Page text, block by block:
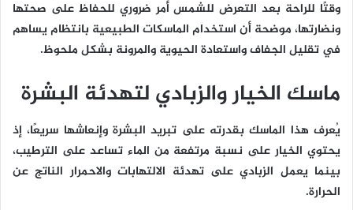
وقتًا للراحة بعد التعرض للشمس أمر ضروري للحفاظ على صحتها
ونضارتها، موضحة أن استخدام الماسكات الطبيعية بانتظام يساهم
في تقليل الجفاف واستعادة الحيوية والمرونة بشكل ملحوظ.
ماسك الخيار والزبادي لتهدئة البشرة
يُعرف هذا الماسك بقدرته على تبريد البشرة وإنعاشها سريعًا، إذ
يحتوي الخيار على نسبة مرتفعة من الماء تساعد على الترطيب،
بينما يعمل الزبادي على تهدئة الالتهابات والاحمرار الناتج عن
الحرارة.